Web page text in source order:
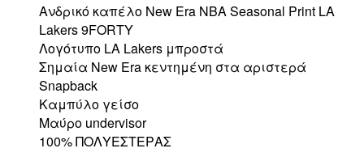
Ανδρικό καπέλο New Era NBA Seasonal Print LA
Lakers 9FORTY
Λογότυπο LA Lakers μπροστά
Σημαία New Era κεντημένη στα αριστερά
Snapback
Καμπύλο γείσο
Μαύρο undervisor
100% ΠΟΛΥΕΣΤΕΡΑΣ